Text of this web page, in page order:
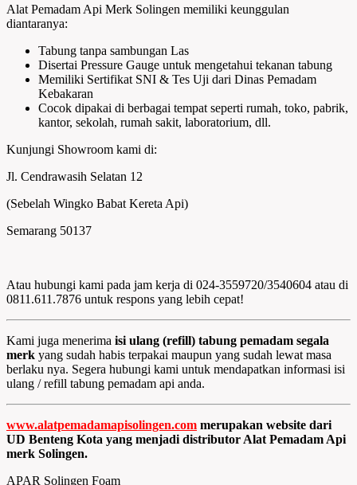
Alat Pemadam Api Merk Solingen memiliki keunggulan
diantaranya:
Tabung tanpa sambungan Las
Disertai Pressure Gauge untuk mengetahui tekanan tabung
Memiliki Sertifikat SNI & Tes Uji dari Dinas Pemadam
Kebakaran
Cocok dipakai di berbagai tempat seperti rumah, toko, pabrik,
kantor, sekolah, rumah sakit, laboratorium, dll.
Kunjungi Showroom kami di:
Jl. Cendrawasih Selatan 12
(Sebelah Wingko Babat Kereta Api)
Semarang 50137
Atau hubungi kami pada jam kerja di 024-3559720/3540604 atau di
0811.611.7876 untuk respons yang lebih cepat!
Kami juga menerima isi ulang (refill) tabung pemadam segala
merk yang sudah habis terpakai maupun yang sudah lewat masa
berlaku nya. Segera hubungi kami untuk mendapatkan informasi isi
ulang / refill tabung pemadam api anda.
www.alatpemadamapisolingen.com merupakan website dari
UD Benteng Kota yang menjadi distributor Alat Pemadam Api
merk Solingen.
APAR Solingen Foam